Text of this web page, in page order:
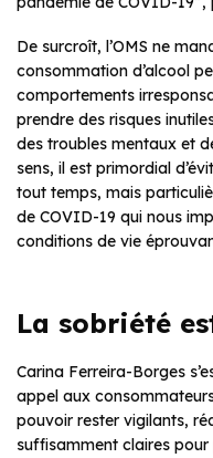
De surcroît, l’OMS ne
consommation d’alcool
comportements
prendre des risques
des troubles mentaux et
sens, il est primordial
tout temps, mais
de COVID-19 qui nous
conditions de vie
La sobriété
Carina Ferreira-Borges
appel aux
pouvoir rester vigilants,
suffisamment claires